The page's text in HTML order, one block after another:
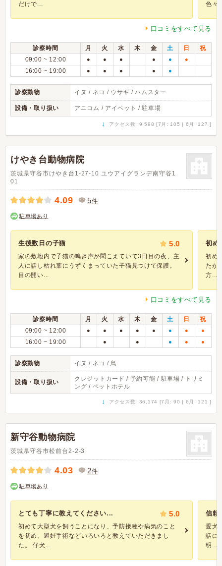
だけで...
色々
口コミをすべて見る
診察時間 月 火 水 木 金 土 日
祝
09:00 ~ 12:00
● ● ● ● ● ●
16:00 ~ 19:00 ● ● ● ● ●
診察動物 イヌ / ネコ / ウサギ / ハムスター
設備・取り扱い アニコム / アイペット / 駐車場
↓ アクセス数: 9,598 [7月: 105 | 6月: 127 ]
けやき台動物病院
茨城県守谷市けやき台1-27-10 ユウアイグランデ南守谷1
01
4.09 5件
駐車場あり
生後数日の子猫 5.0
家の敷地内で子猫の鳴き声が聞こえていて3日目の夜、主
人に話し枯れ葉にうずくまっていた子猫見つけて保護。
目の開い...
初め
初め
たが
方...
口コミをすべて見る
診察時間 月 火 水 木 金 土 日
祝
09:00 ~ 12:00
● ● ● ● ● ● ● ●
16:00 ~ 19:00 ● ● ● ● ●
診察動物 イヌ / ネコ / 鳥
設備・取り扱い
クレジットカード / 予約可能 / 駐車場 / トリミ
ング / ペットホテル
↓ アクセス数: 36,174 [7月: 90 | 6月: 121 ]
新守谷動物病院
茨城県守谷市松前台2-2-3
4.03 2件
駐車場あり
とても丁寧に教えてください... 5.0
初めて大型犬を飼うことになり、予防接種や病気のこと
を初め、避妊手術などいろいろと教えていただきまし
た。 仔犬...
信頼
愛犬
話に
明...